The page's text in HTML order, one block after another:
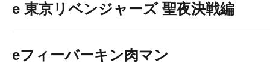
e 東京リベンジャーズ 聖夜決戦編
eフィーバーキン肉マン